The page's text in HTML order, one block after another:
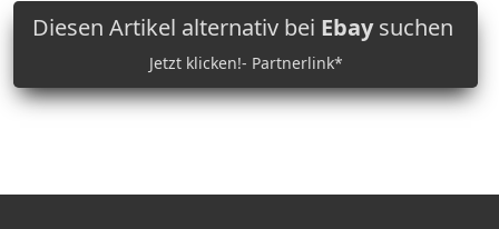
Diesen Artikel alternativ bei Ebaysuchen
Jetzt klicken!- Partnerlink*